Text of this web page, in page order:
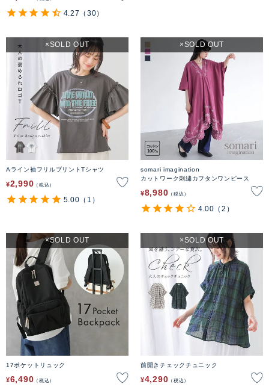
4.27 （30）
Aライン袖フリルプリントTシャツ
¥2,990 税込
SOLD OUT
5.00 （1）
somari imagination
カットワーク刺繍カフタンワンピース
¥8,980 税込
SOLD OUT
4.00 （2）
17ポケットリュック
¥6,490 税込
SOLD OUT
前開きチェックチュニック
¥4,290 税込
SOLD OUT